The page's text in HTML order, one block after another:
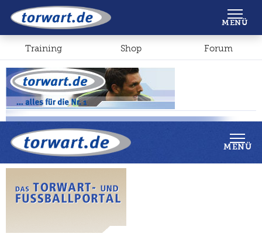
Shop Forum
MENÜ